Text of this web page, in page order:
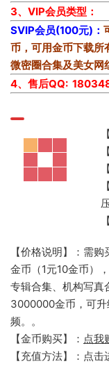
3、VIP会员类型：
SVIP会员(100元)：
币，可用金币下载所
微密圈合集及美女网
4、售后QQ:
【价格说明】：需
金币（1元10金币）
专辑合集、机构写真
3000000金币，可
频。。
【金币购买】： 点我
【充值方法】：点